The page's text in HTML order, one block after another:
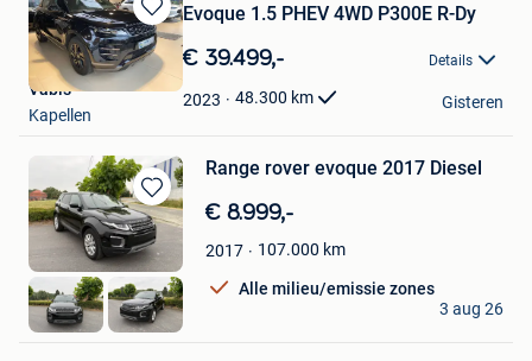
Bewaren
in
Mijn
Favorieten
Evoque 1.5 PHEV 4WD P300E R-Dy
€ 39.499,- Details
2023 48.300 km
Vabis
Kapellen
Gisteren
Bewaren
in
Mijn
Favorieten
Range rover evoque 2017 Diesel
€ 8.999,-
2017 107.000 km
Alle milieu/emissie zones
ZND cars
Isieres
3 aug 26